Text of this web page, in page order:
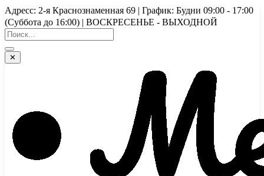
Перейти
к
содержимому
Адресс: 2-я Краснознаменная 69 | График: Будни 09:00 - 17:00
(Суббота до 16:00) | ВОСКРЕСЕНЬЕ - ВЫХОДНОЙ
✕